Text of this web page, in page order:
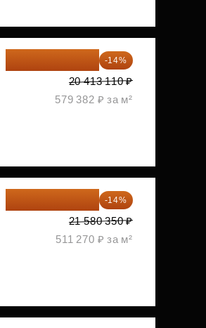
-14%
20 413 110 ₽
579 382 ₽ за м²
-14%
21 580 350 ₽
511 270 ₽ за м²